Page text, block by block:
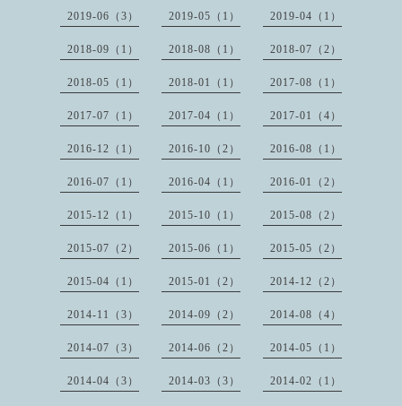
2019-06（3） 2019-05（1） 2019-04（1）
2018-09（1） 2018-08（1） 2018-07（2）
2018-05（1） 2018-01（1） 2017-08（1）
2017-07（1） 2017-04（1） 2017-01（4）
2016-12（1） 2016-10（2） 2016-08（1）
2016-07（1） 2016-04（1） 2016-01（2）
2015-12（1） 2015-10（1） 2015-08（2）
2015-07（2） 2015-06（1） 2015-05（2）
2015-04（1） 2015-01（2） 2014-12（2）
2014-11（3） 2014-09（2） 2014-08（4）
2014-07（3） 2014-06（2） 2014-05（1）
2014-04（3） 2014-03（3） 2014-02（1）